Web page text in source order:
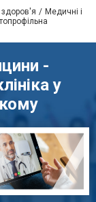
Медичні і
-
у